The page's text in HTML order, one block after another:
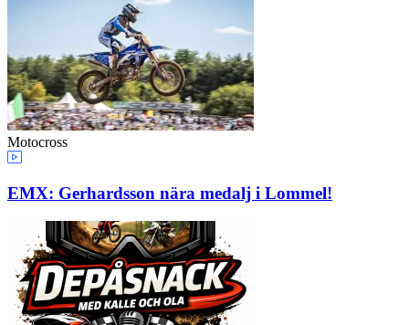
Motocross
EMX: Gerhardsson nära medalj i Lommel!